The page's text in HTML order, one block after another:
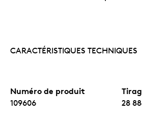
CARACTÉRISTIQUES TECHNIQUES
Numéro de produit
109606 28